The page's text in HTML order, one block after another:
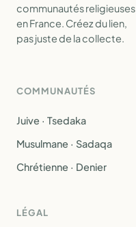
communautés religieuses
en France. Créez du lien,
pas juste de la collecte.
COMMUNAUTÉS
Juive · Tsedaka
Musulmane · Sadaqa
Chrétienne · Denier
LÉGAL